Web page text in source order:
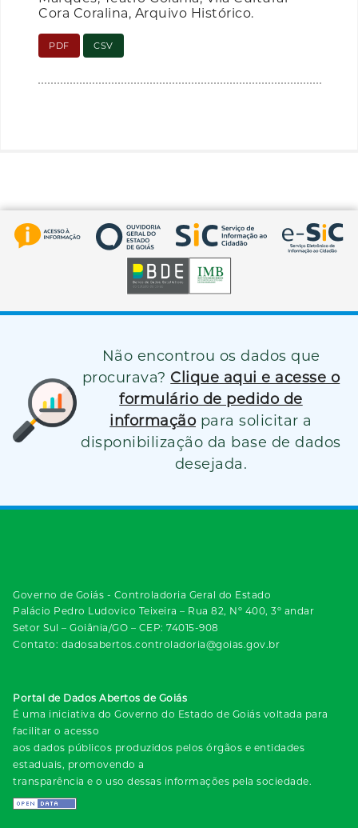
Cora Coralina, Arquivo Histórico.
PDF CSV
Não encontrou os dados que
procurava? Clique aqui e acesse o
formulário de pedido de
informação para solicitar a
disponibilização da base de dados
desejada.
Governo de Goiás - Controladoria Geral do Estado
Palácio Pedro Ludovico Teixeira – Rua 82, Nº 400, 3º andar
Setor Sul – Goiânia/GO – CEP: 74015-908
Contato: dadosabertos.controladoria@goias.gov.br
Portal de Dados Abertos de Goiás
É uma iniciativa do Governo do Estado de Goiás voltada para
facilitar o acesso
aos dados públicos produzidos pelos órgãos e entidades
estaduais, promovendo a
transparência e o uso dessas informações pela sociedade.